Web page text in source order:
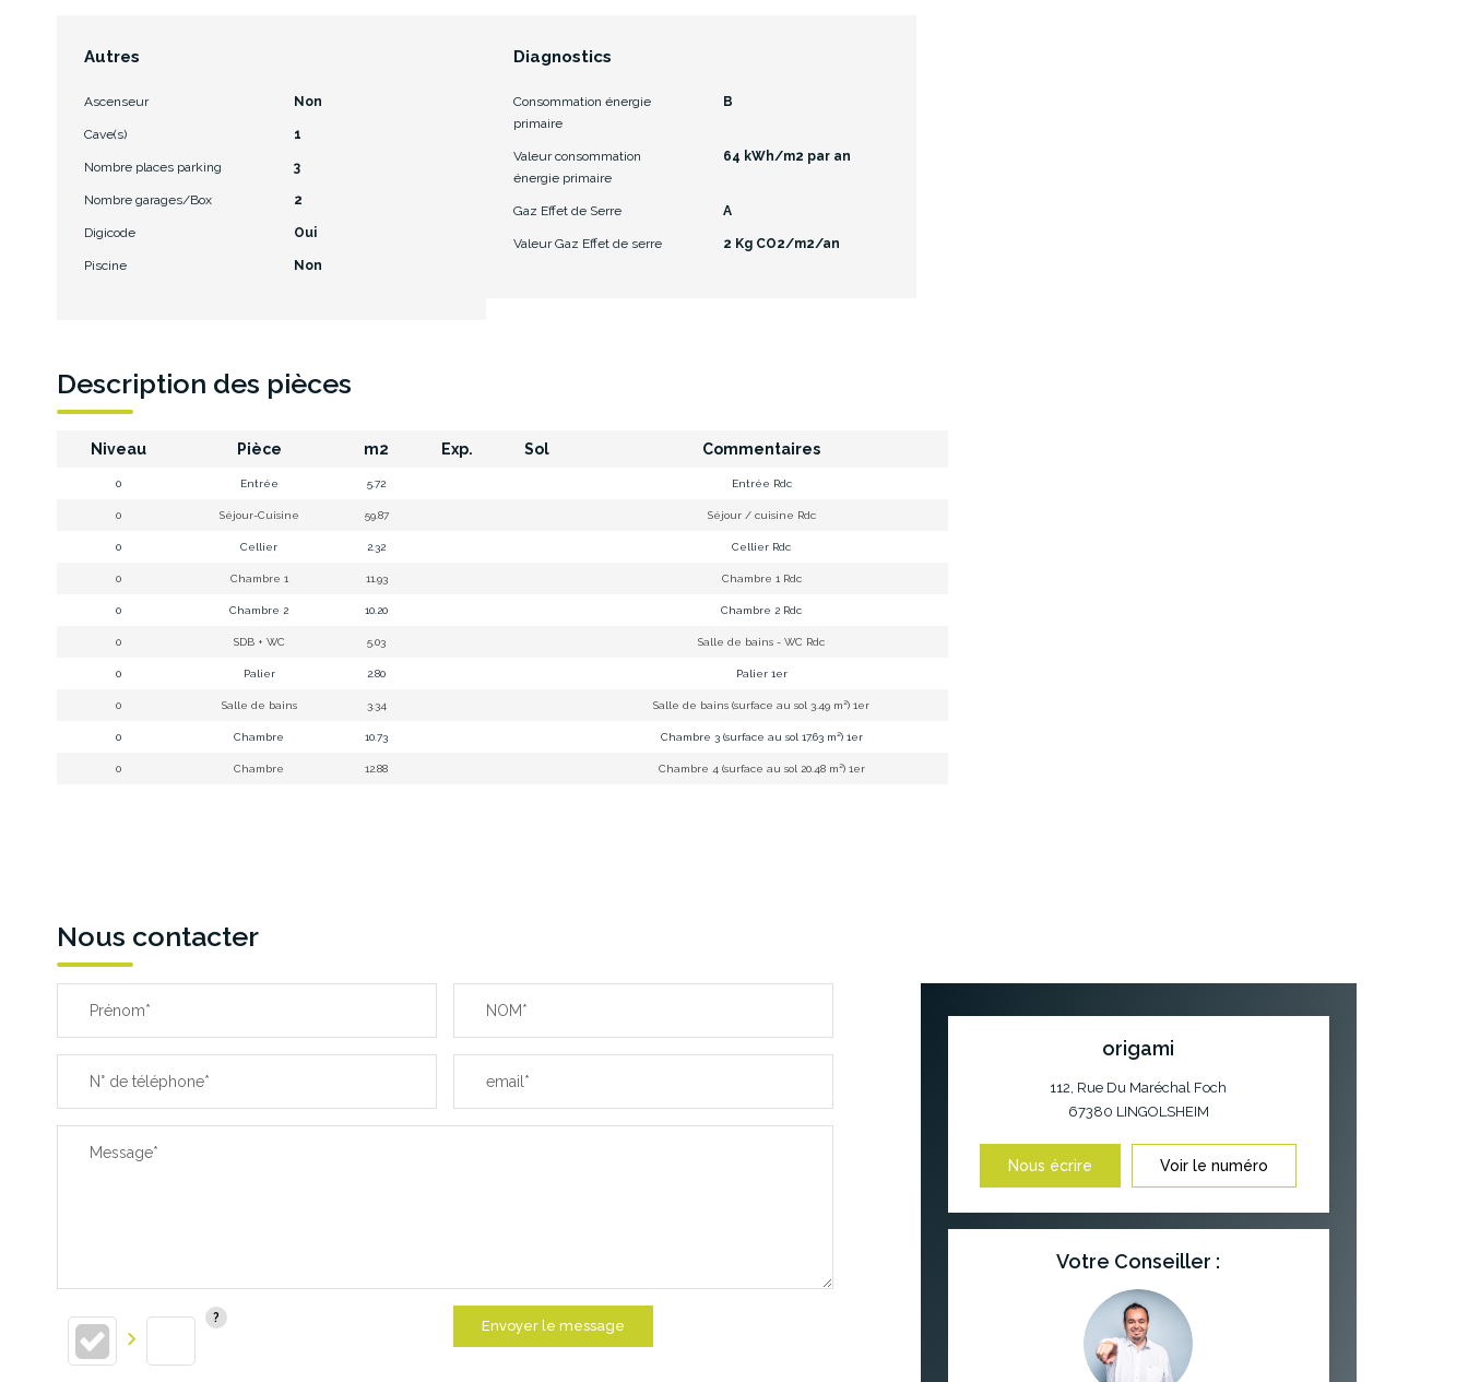
Autres
Ascenseur Non
Cave(s) 1
Nombre places parking 3
Nombre garages/Box 2
Digicode Oui
Piscine Non
Diagnostics
Consommation énergie
primaire
B
Valeur consommation
énergie primaire
64 kWh/m2 par an
Gaz Effet de Serre A
Valeur Gaz Effet de serre 2 Kg CO2/m2/an
Description des pièces
Niveau Pièce m2 Exp. Sol Commentaires
0 Entrée 5.72 Entrée Rdc
0 Séjour-Cuisine 59.87 Séjour / cuisine Rdc
0 Cellier 2.32 Cellier Rdc
0 Chambre 1 11.93 Chambre 1 Rdc
0 Chambre 2 10.20 Chambre 2 Rdc
0 SDB + WC 5.03 Salle de bains - WC Rdc
0 Palier 2.80 Palier 1er
0 Salle de bains 3.34 Salle de bains (surface au sol 3.49 m²) 1er
0 Chambre 10.73 Chambre 3 (surface au sol 17.63 m²) 1er
0 Chambre 12.88 Chambre 4 (surface au sol 20.48 m²) 1er
Nous contacter
Prénom* NOM*
N° de téléphone* email*
Message*
Envoyer le message
origami
112, Rue Du Maréchal Foch
67380 LINGOLSHEIM
Nous écrire Voir le numéro
Votre Conseiller :